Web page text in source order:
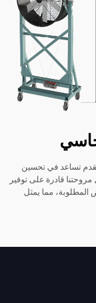
تساعد في تحسين
قادرة على توفير
المطلوبة، مما يمثل